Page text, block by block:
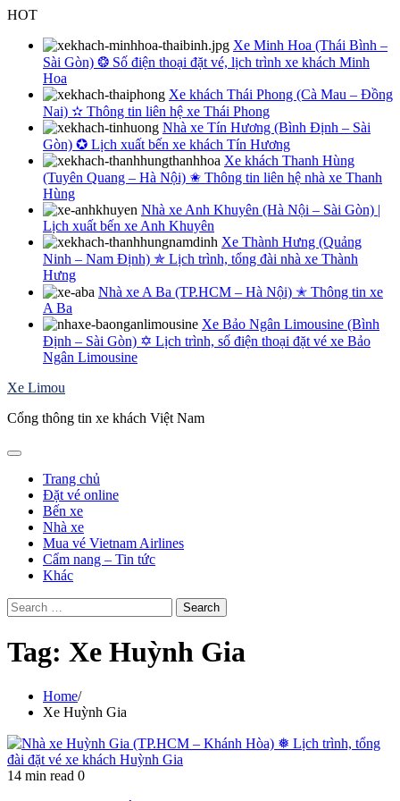
Skip
content
HOT
Xe Minh Hoa (Thái Bình –
Sài Gòn) ❂ Số điện thoại đặt vé, lịch trình xe khách Minh
Hoa
Xe khách Thái Phong (Cà Mau – Đồng
Nai) ✫ Thông tin liên hệ xe Thái Phong
Nhà xe Tín Hương (Bình Định – Sài
Gòn) ✪ Lịch xuất bến xe khách Tín Hương
Xe khách Thanh Hùng
(Tuyên Quang – Hà Nội) ✬ Thông tin liên hệ nhà xe Thanh
Hùng
Nhà xe Anh Khuyên (Hà Nội – Sài Gòn) |
Lịch xuất bến xe Anh Khuyên
Xe Thành Hưng (Quảng
Ninh – Nam Định) ✯ Lịch trình, tổng đài nhà xe Thành
Hưng
Nhà xe A Ba (TP.HCM – Hà Nội) ✭ Thông tin xe
A Ba
Xe Bảo Ngân Limousine (Bình
Định – Sài Gòn) ✡ Lịch trình, số điện thoại đặt vé xe Bảo
Ngân Limousine
Xe Limou
Cổng thông tin xe khách Việt Nam
Trang chủ
Đặt vé online
Bến xe
Nhà xe
Mua vé Vietnam Airlines
Cẩm nang – Tin tức
Khác
Search
for:
Tag: Xe Huỳnh Gia
Home
Xe Huỳnh Gia
14 min read 0